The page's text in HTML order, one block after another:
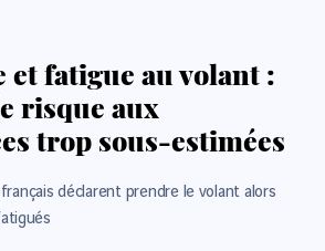
et fatigue au volant :
risque aux
trop sous-estimées
déclarent prendre le volant alors